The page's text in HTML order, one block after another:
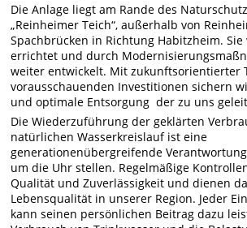
Die Anlage liegt am Rande des
„Reinheimer Teich“, außerhalb von
Spachbrücken in Richtung Habitzheim. Sie
errichtet und durch
weiter entwickelt. Mit zukunftsorientierter
vorausschauenden Investitionen sichern
und optimale Entsorgung der zu uns
Die Wiederzuführung der geklärten
natürlichen Wasserkreislauf ist eine
generationenübergreifende
um die Uhr stellen. Regelmäßige
Qualität und Zuverlässigkeit und dienen
Lebensqualität in unserer Region. Jeder
kann seinen persönlichen Beitrag dazu